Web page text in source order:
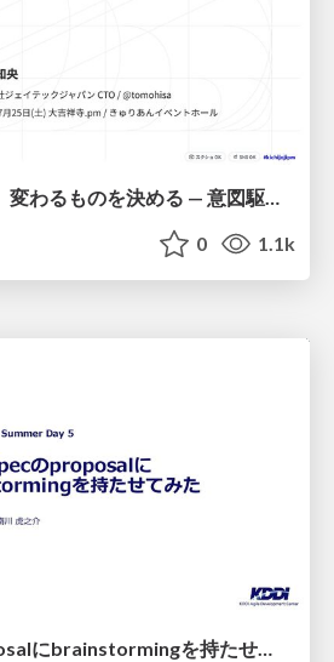
変わらないものが、変わるものを決める — 意図駆動開発 × イベントソーシング × イミュータブル | What Doesn't Change Decides What Can — IDD × Event Sourcing × Immutability
0 1.1k
OpenSpecのproposalにbrainstormingを持たせてみた